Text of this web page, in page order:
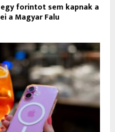
forintot sem kapnak a
a Magyar Falu